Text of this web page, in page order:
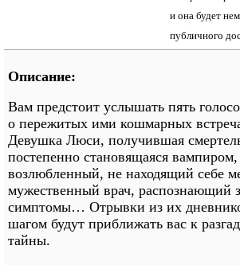
и она будет
публичного
Описание:
Вам предстоит услышать пять
о пережитых ими кошмарных
Девушка Люси, получившая
постепенно становящаяся вампиром,
возлюбленный, не находящий себе
мужественный врач, распознающий
симптомы… Отрывки из их
шагом будут приближать вас к
тайны.